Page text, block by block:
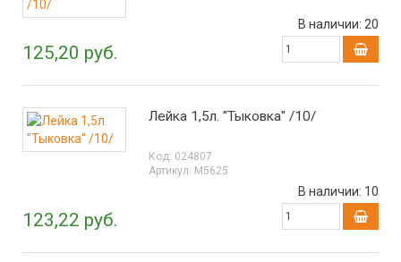
125,20 руб.
В наличии: 20
Лейка 1,5л. "Тыковка" /10/
Код: 024807
Артикул: М5625
123,22 руб.
В наличии: 10